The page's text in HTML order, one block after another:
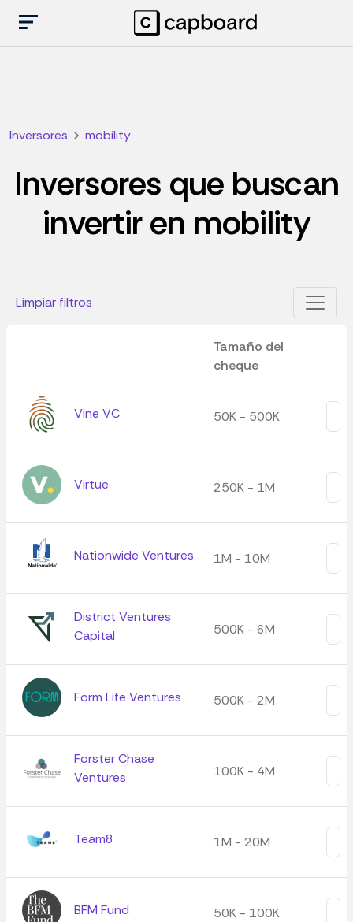
Inversores mobility
Inversores que buscan
invertir en mobility
Limpiar filtros
Tamaño del
cheque
Vine VC 50K - 500K
Virtue 250K - 1M
Nationwide Ventures 1M - 10M
District Ventures
Capital
500K - 6M
Form Life Ventures 500K - 2M
Forster Chase
Ventures
100K - 4M
Team8 1M - 20M
BFM Fund 50K - 100K